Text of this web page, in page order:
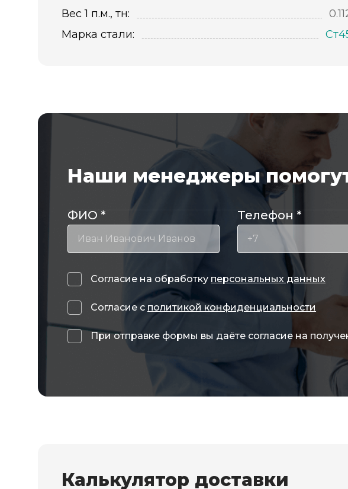
Вес 1 п.м., тн:
Марка стали:
Наши менеджеры
ФИО * Телефон *
Согласие на обработку персональных данных
Согласие с политикой конфиденциальности
При отправке формы вы даёте согласие на
Калькулятор доставки